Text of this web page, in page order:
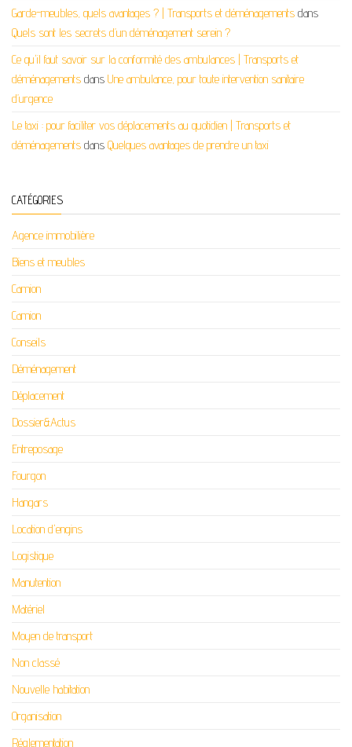
Garde-meubles, quels avantages ? | Transports et déménagements dans
Quels sont les secrets d’un déménagement serein ?
Ce qu'il faut savoir sur la conformité des ambulances | Transports et
déménagements dans Une ambulance, pour toute intervention sanitaire
d’urgence
Le taxi : pour faciliter vos déplacements au quotidien | Transports et
déménagements dans Quelques avantages de prendre un taxi
CATÉGORIES
Agence immobilière
Biens et meubles
Camion
Camion
Conseils
Déménagement
Déplacement
Dossier&Actus
Entreposage
Fourgon
Hangars
Location d'engins
Logistique
Manutention
Matériel
Moyen de transport
Non classé
Nouvelle habitation
Organisation
Réglementation